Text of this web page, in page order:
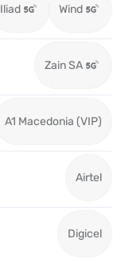
Iliad Wind
Zain SA
A1 Macedonia (VIP)
Airtel
Digicel